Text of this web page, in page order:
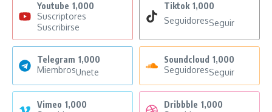
Youtube 1,000
Suscriptores
Suscribirse
Tiktok 1,000
SeguidoresSeguir
Telegram 1,000
MiembrosUnete
Soundcloud 1,000
SeguidoresSeguir
Vimeo 1,000
Dribbble 1,000